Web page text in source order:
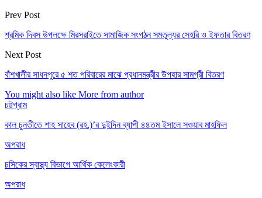
Prev Post
শ্রমিক দিবস উপলক্ষে মিরসরাইতে সামাজিক সংগঠন সমতুল্যর সেহরি ও ইফতার বিতরণ
Next Post
বাঁশখালীর সাধনপুরে ৫ শত পরিবারের মাঝে প্রধানমন্ত্রীর উপহার সামগ্রী বিতরণ
You might also like More from author
চট্টগ্রাম
কাল চুনতীতে শাহ সাহেব (রহ.)’র দুইদিন ব্যাপী ৪৪তম ইসালে সওয়াব মাহফিল
অপরাধ
চসিকের স্বাস্থ্য বিভাগে আর্থিক কেলেংকারী
অপরাধ